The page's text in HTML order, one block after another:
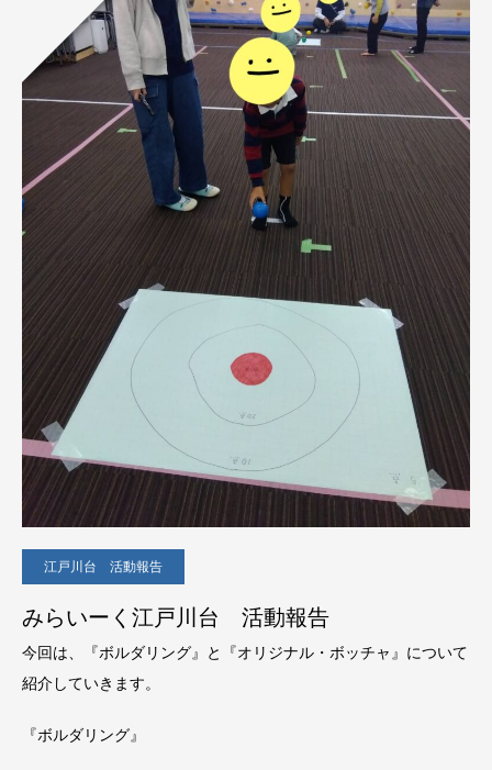
江戸川台 活動報告
みらいーく江戸川台 活動報告
今回は、『ボルダリング』と『オリジナル・ボッチャ』について
紹介していきます。
『ボルダリング』